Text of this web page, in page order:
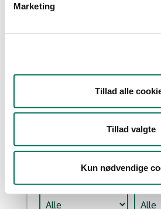
Marketing
Tillad alle
Tillad valgte
Kun nødvendige
Branche
Fremstilling af
værtshuse m.fl. (2)
Lagre og grossister uden
År